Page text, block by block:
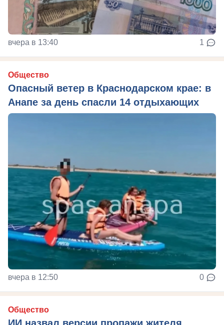
вчера в 13:40 1
Общество
Опасный ветер в Краснодарском крае: в
Анапе за день спасли 14 отдыхающих
вчера в 12:50 0
Общество